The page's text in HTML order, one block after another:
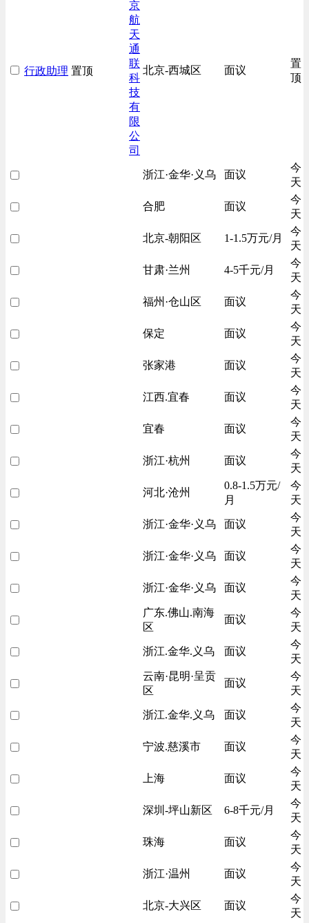
行政助理 置顶
京
航
天
通
联
科
技
有
限
公
司
北京-西城区 面议
置
顶
浙江·金华·义乌 面议
今
天
合肥 面议
今
天
北京-朝阳区 1-1.5万元/月
今
天
甘肃·兰州 4-5千元/月
今
天
福州·仓山区 面议
今
天
保定 面议
今
天
张家港 面议
今
天
江西.宜春 面议
今
天
宜春 面议
今
天
浙江·杭州 面议
今
天
河北·沧州
0.8-1.5万元/
月
今
天
浙江·金华·义乌 面议
今
天
浙江·金华·义乌 面议
今
天
浙江·金华·义乌 面议
今
天
广东.佛山.南海
区
面议
今
天
浙江.金华.义乌 面议
今
天
云南·昆明·呈贡
区
面议
今
天
浙江.金华.义乌 面议
今
天
宁波.慈溪市 面议
今
天
上海 面议
今
天
深圳-坪山新区 6-8千元/月
今
天
珠海 面议
今
天
浙江·温州 面议
今
天
北京-大兴区 面议
今
天